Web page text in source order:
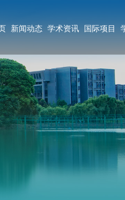
新闻动态 学术资讯 国际项目